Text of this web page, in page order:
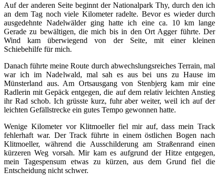
Auf der anderen Seite beginnt der Nationalpark Thy, durch den ich
an dem Tag noch viele Kilometer radelte. Bevor es wieder durch
ausgedehnte Nadelwälder ging hatte ich eine ca. 10 km lange
Gerade zu bewältigen, die mich bis in den Ort Agger führte. Der
Wind kam überwiegend von der Seite, mit einer kleinen
Schiebehilfe für mich.
Danach führte meine Route durch abwechslungsreiches Terrain, mal
war ich im Nadelwald, mal sah es aus bei uns zu Hause im
Münsterland aus. Am Ortsausgang von Stenbjerg kam mir eine
Radlerin mit Gepäck entgegen, die auf dem relativ leichten Anstieg
ihr Rad schob. Ich grüsste kurz, fuhr aber weiter, weil ich auf der
leichten Gefällstrecke ein gutes Tempo gewonnen hatte.
Wenige Kilometer vor Klitmoeller fiel mir auf, dass mein Track
fehlerhaft war. Der Track führte in einem östlichen Bogen nach
Klitmoeller, während die Ausschilderung am Straßenrand einen
kürzeren Weg vorsah. Mir kam es aufgrund der Hitze entgegen,
mein Tagespensum etwas zu kürzen, aus dem Grund fiel die
Entscheidung nicht schwer.